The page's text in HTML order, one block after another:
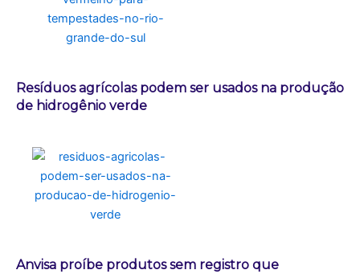
Resíduos agrícolas podem ser usados na produção
de hidrogênio verde
Anvisa proíbe produtos sem registro que